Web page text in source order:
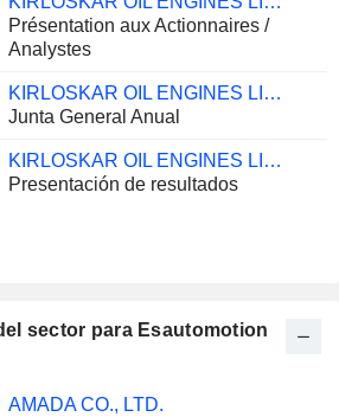
Présentation aux Actionnaires /
Analystes
KIRLOSKAR OIL ENGINES LIMITED
Junta General Anual
KIRLOSKAR OIL ENGINES LIMITED
Presentación de resultados
sector para Esautomotion
AMADA CO., LTD.